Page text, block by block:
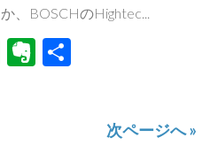
、BOSCHのHightec...
LineEvernote
次ページへ »